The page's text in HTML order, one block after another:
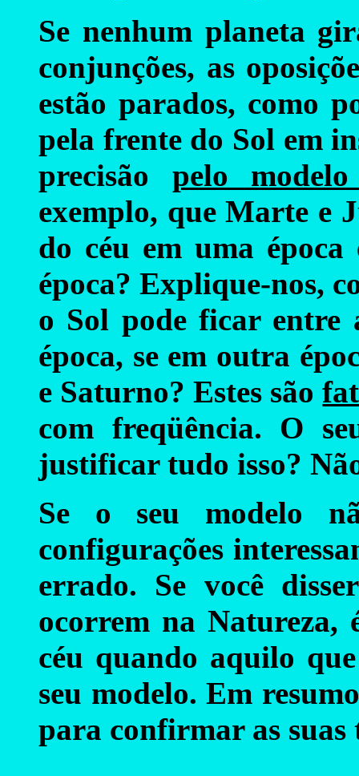
Se nenhum planeta
conjunções, as
estão parados, como
pela frente do Sol em
precisão pelo
exemplo, que Marte e
do céu em uma época
época? Explique-nos,
o Sol pode ficar entre
época, se em outra
e Saturno? Estes são
com freqüência. O
justificar tudo isso?
Se o seu modelo
configurações
errado. Se você
ocorrem na Natureza,
céu quando aquilo
seu modelo. Em
para confirmar as suas